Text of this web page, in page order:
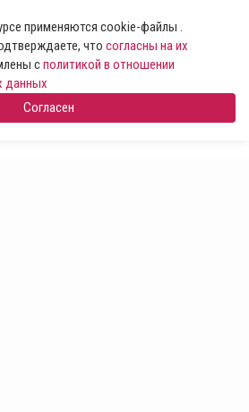
применяются cookie-файлы .
что согласны на их
сполитикой в отношении
данных
Согласен